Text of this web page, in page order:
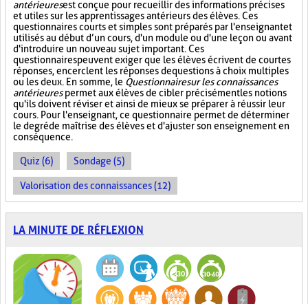
antérieuresest conçue pour recueillir des informations précises
et utiles sur les apprentissages antérieurs des élèves. Ces
questionnaires courts et simples sont préparés par l'enseignant et
utilisés au début d’un cours, d'un module ou d'une leçon ou avant
d'introduire un nouveau sujet important. Ces
questionnaires peuvent exiger que les élèves écrivent de courtes
réponses, encerclent les réponses de questions à choix multiples
ou les deux. En somme, le Questionnaire sur les connaissances
antérieurespermet aux élèves de cibler précisément les notions
qu'ils doivent réviser et ainsi de mieux se préparer à réussir leur
cours. Pour l'enseignant, ce questionnaire permet de déterminer
le degré de maîtrise des élèves et d'ajuster son enseignement en
conséquence.
Quiz (6) Sondage (5)
Valorisation des connaissances (12)
LA MINUTE DE RÉFLEXION